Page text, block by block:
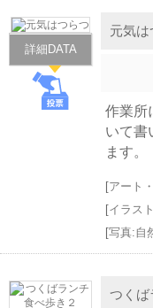
詳細DATA
元気は
作業所
いて書
ます。
[アート
[イラス
[写真:自
つくば